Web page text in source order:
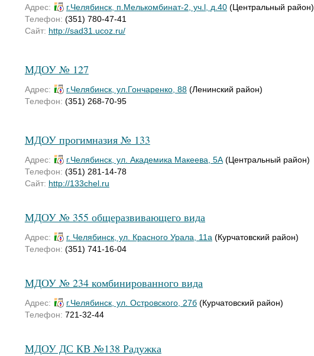
Адрес: г.Челябинск, п.Мелькомбинат-2, уч.l, д.40(Центральный район)
Телефон: (351) 780-47-41
Сайт: http://sad31.ucoz.ru/
МДОУ № 127
Адрес: г.Челябинск, ул.Гончаренко, 88(Ленинский район)
Телефон: (351) 268-70-95
МДОУ прогимназия № 133
Адрес: г.Челябинск, ул. Академика Макеева, 5А(Центральный район)
Телефон: (351) 281-14-78
Сайт: http://133chel.ru
МДОУ № 355 общеразвивающего вида
Адрес: г. Челябинск, ул. Красного Урала, 11а (Курчатовский район)
Телефон: (351) 741-16-04
МДОУ № 234 комбинированного вида
Адрес: г.Челябинск, ул. Островского, 27б(Курчатовский район)
Телефон: 721-32-44
МДОУ ДС КВ №138 Радужка